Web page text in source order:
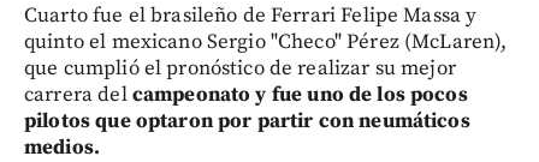
Cuarto fue el brasileño de Ferrari Felipe Massa y
quinto el mexicano Sergio "Checo" Pérez (McLaren),
que cumplió el pronóstico de realizar su mejor
carrera delcampeonato y fue uno de los pocos
pilotos que optaron por partir con neumáticos
medios.